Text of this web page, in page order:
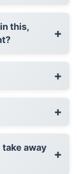
this,
+
+
+
take away
+